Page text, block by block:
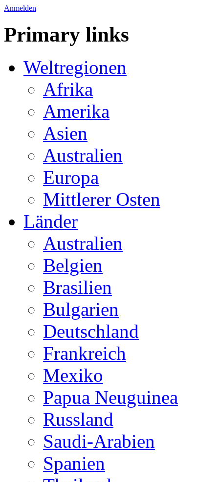
Anmelden
Primary links
Weltregionen
Afrika
Amerika
Asien
Australien
Europa
Mittlerer Osten
Länder
Australien
Belgien
Brasilien
Bulgarien
Deutschland
Frankreich
Mexiko
Papua Neuguinea
Russland
Saudi-Arabien
Spanien